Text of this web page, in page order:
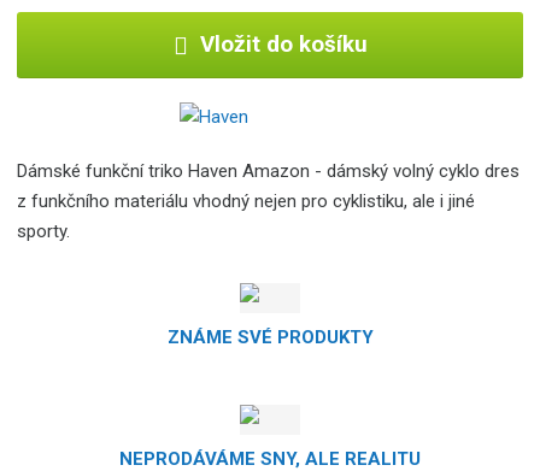
Vložit do košíku
Dámské funkční triko Haven Amazon - dámský volný cyklo dres
z funkčního materiálu vhodný nejen pro cyklistiku, ale i jiné
sporty.
ZNÁME SVÉ PRODUKTY
NEPRODÁVÁME SNY, ALE REALITU